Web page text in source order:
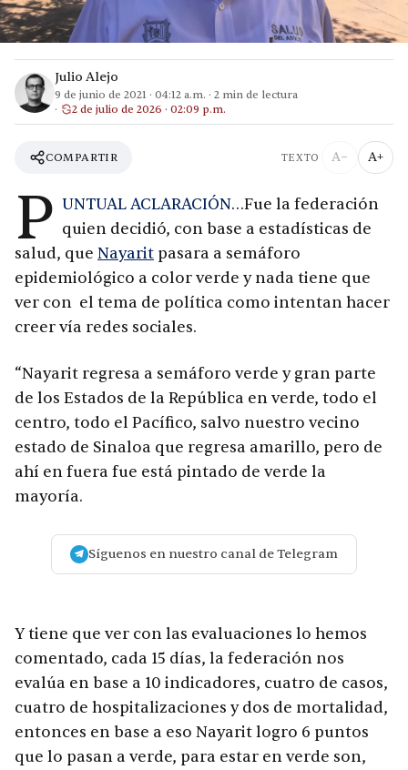
Julio Alejo
9 de junio de 2021 · 04:12 a.m. · 2 min de lectura
2 de julio de 2026 · 02:09 p.m.
COMPARTIR TEXTO A− A+
P UNTUAL ACLARACIÓN…Fue la federación
quien decidió, con base a estadísticas de
salud, que Nayarit pasara a semáforo
epidemiológico a color verde y nada tiene que
ver con el tema de política como intentan hacer
creer vía redes sociales.
“Nayarit regresa a semáforo verde y gran parte
de los Estados de la República en verde, todo el
centro, todo el Pacífico, salvo nuestro vecino
estado de Sinaloa que regresa amarillo, pero de
ahí en fuera fue está pintado de verde la
mayoría.
Síguenos en nuestro canal de Telegram
Y tiene que ver con las evaluaciones lo hemos
comentado, cada 15 días, la federación nos
evalúa en base a 10 indicadores, cuatro de casos,
cuatro de hospitalizaciones y dos de mortalidad,
entonces en base a eso Nayarit logro 6 puntos
que lo pasan a verde, para estar en verde son,